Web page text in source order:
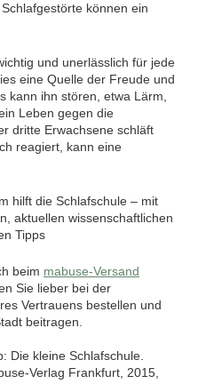
können ein
und unerlässlich für jede
eine Quelle der Freude und
kann ihn stören, etwa Lärm,
Leben gegen die
dritte Erwachsene schläft
reagiert, kann eine
hilft die Schlafschule – mit
aktuellen wissenschaftlichen
Tipps
beim mabuse-Versand
Sie lieber bei der
Vertrauens bestellen und
beitragen.
Die kleine Schlafschule.
Verlag Frankfurt, 2015,